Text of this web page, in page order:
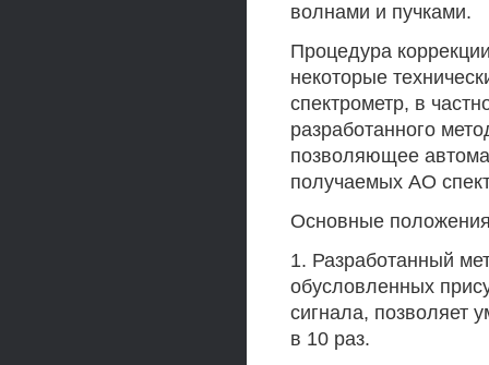
волнами и пучками.
Процедура
некоторые
спектрометр, в
разработанного
позволяющее
получаемых АО
Основные
1. Разработанный
обусловленных
сигнала, позволяет
в 10 раз.